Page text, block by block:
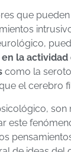
que
la actividad
como la
el cerebro
son
este